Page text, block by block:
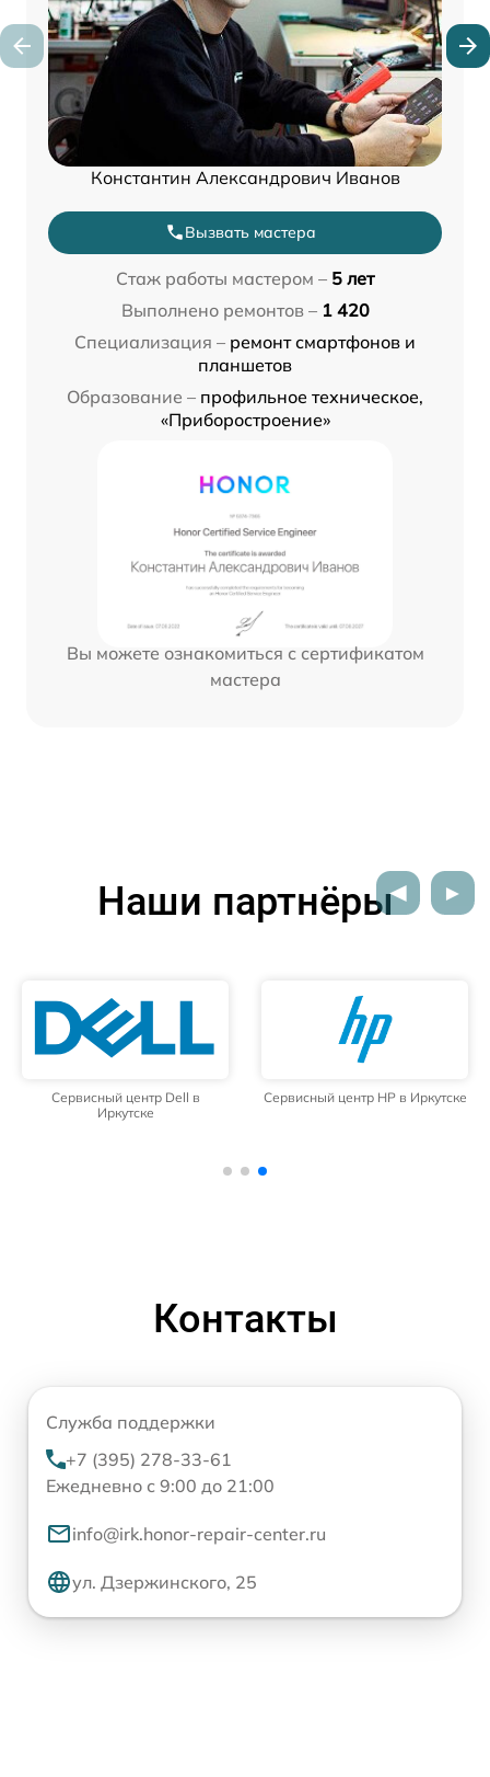
Константин Александрович Иванов
Вызвать мастера
Стаж работы мастером – 5 лет
Выполнено ремонтов – 1 420
Специализация – ремонт смартфонов и
планшетов
Образование – профильное техническое,
«Приборостроение»
Вы можете ознакомиться с сертификатом
мастера
Наши партнёры
Сервисный центр Dell в
Иркутске
Сервисный центр HP в Иркутске
Контакты
Служба поддержки
+7 (395) 278-33-61
Ежедневно с 9:00 до 21:00
info@irk.honor-repair-center.ru
ул. Дзержинского, 25